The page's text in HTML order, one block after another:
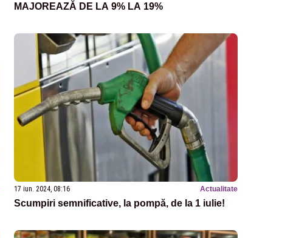
MAJOREAZĂ DE LA 9% LA 19%
17 iun. 2024, 08:16 Actualitate
Scumpiri semnificative, la pompă, de la 1 iulie!